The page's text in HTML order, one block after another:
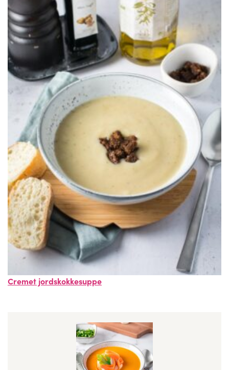
Cremet jordskokkesuppe